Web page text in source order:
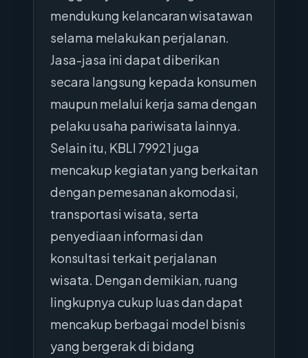
mendukung kelancaran wisatawan
selama melakukan perjalanan.
Jasa-jasa ini dapat diberikan
secara langsung kepada konsumen
maupun melalui kerja sama dengan
pelaku usaha pariwisata lainnya.
Selain itu, KBLI 79921 juga
mencakup kegiatan yang berkaitan
dengan pemesanan akomodasi,
transportasi wisata, serta
penyediaan informasi dan
konsultasi terkait perjalanan
wisata. Dengan demikian, ruang
lingkupnya cukup luas dan dapat
mencakup berbagai model bisnis
yang bergerak di bidang